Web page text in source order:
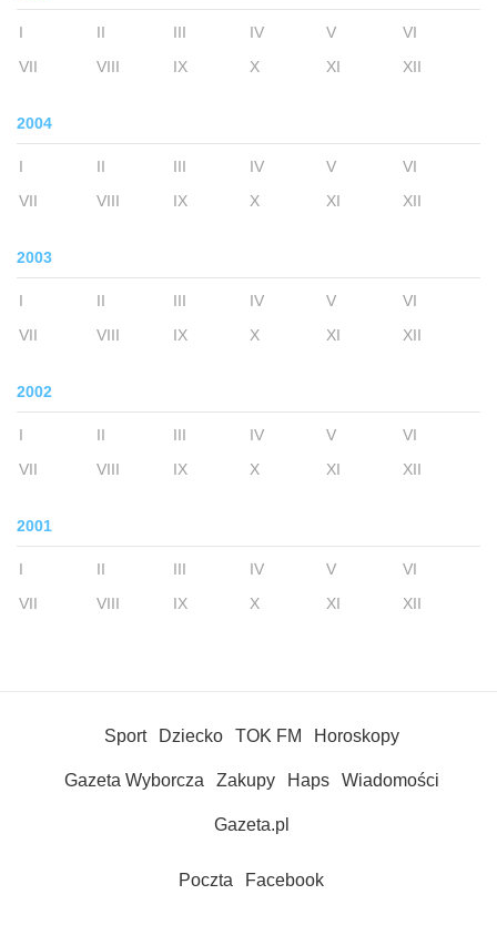
I II III IV V
VI
VII
VIII IX X XI XII
2004
I II III IV V
VI
VII
VIII IX X XI XII
2003
I II III IV V
VI
VII
VIII IX X XI XII
2002
I II III IV V
VI
VII
VIII IX X XI XII
2001
I II III IV V
VI
VII
VIII IX X XI XII
Sport Dziecko TOK FM Horoskopy
Gazeta Wyborcza Zakupy Haps Wiadomości
Gazeta.pl
Poczta Facebook